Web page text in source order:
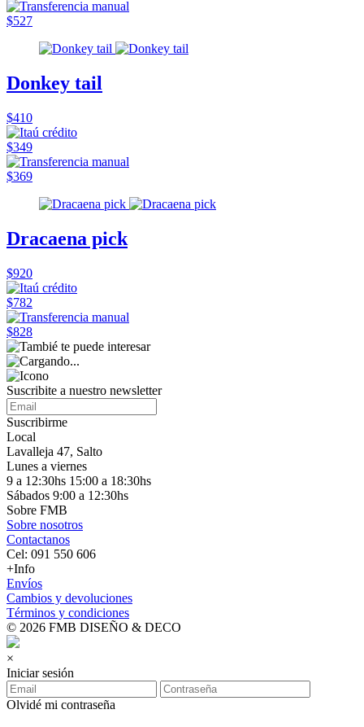
$527
Donkey tail
$410
$349
$369
Dracaena pick
$920
$782
$828
Suscribite a nuestro newsletter
Suscribirme
Local
Lavalleja 47, Salto
Lunes a viernes
9 a 12:30hs 15:00 a 18:30hs
Sábados 9:00 a 12:30hs
Sobre FMB
Sobre nosotros
Contactanos
Cel: 091 550 606
+Info
Envíos
Cambios y devoluciones
Términos y condiciones
© 2026 FMB DISEÑO & DECO
×
Iniciar sesión
Olvidé mi contraseña